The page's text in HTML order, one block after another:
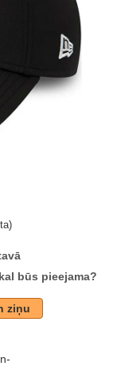
būs pieejama?
ziņu